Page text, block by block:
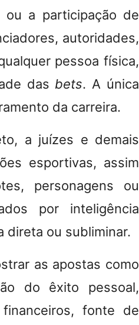
a participação de
autoridades,
pessoa física,
das bets. A única
da carreira.
a juízes e demais
esportivas, assim
personagens ou
por inteligência
direta ou subliminar.
as apostas como
do êxito pessoal,
fonte de